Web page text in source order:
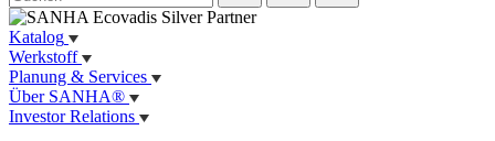
Katalog
Werkstoff
Planung & Services
Über SANHA®
Investor Relations